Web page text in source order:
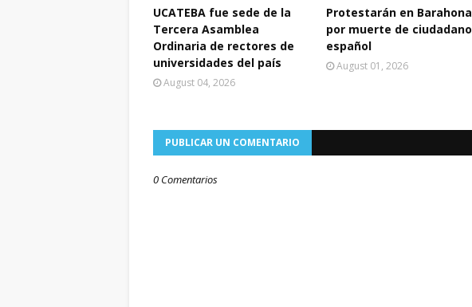
UCATEBA fue sede de la
Tercera Asamblea
Ordinaria de rectores de
universidades del país
August 04, 2026
Protestarán en Barahona
por muerte de ciudadano
español
August 01, 2026
PUBLICAR UN COMENTARIO
0 Comentarios